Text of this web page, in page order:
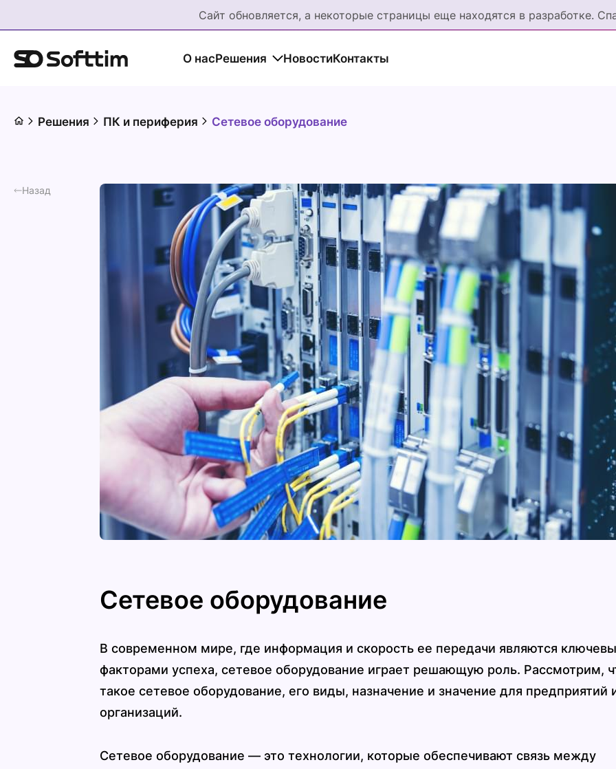
Сайт обновляется, а некоторые страницы еще находятся в разработке.
О насРешения НовостиКонтакты
Решения ПК и периферия Сетевое оборудование
Назад
Сетевое оборудование
В современном мире, где информация и скорость ее передачи являются
факторами успеха, сетевое оборудование играет решающую роль. Рассмотрим,
такое сетевое оборудование, его виды, назначение и значение для предприятий
организаций.
Сетевое оборудование — это технологии, которые обеспечивают связь между